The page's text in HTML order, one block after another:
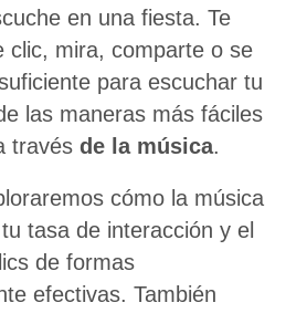
en una fiesta. Te
clic, mira, comparte o se
para escuchar tu
las maneras más fáciles
través de la música.
cómo la música
tasa de interacción y el
de formas
efectivas. También